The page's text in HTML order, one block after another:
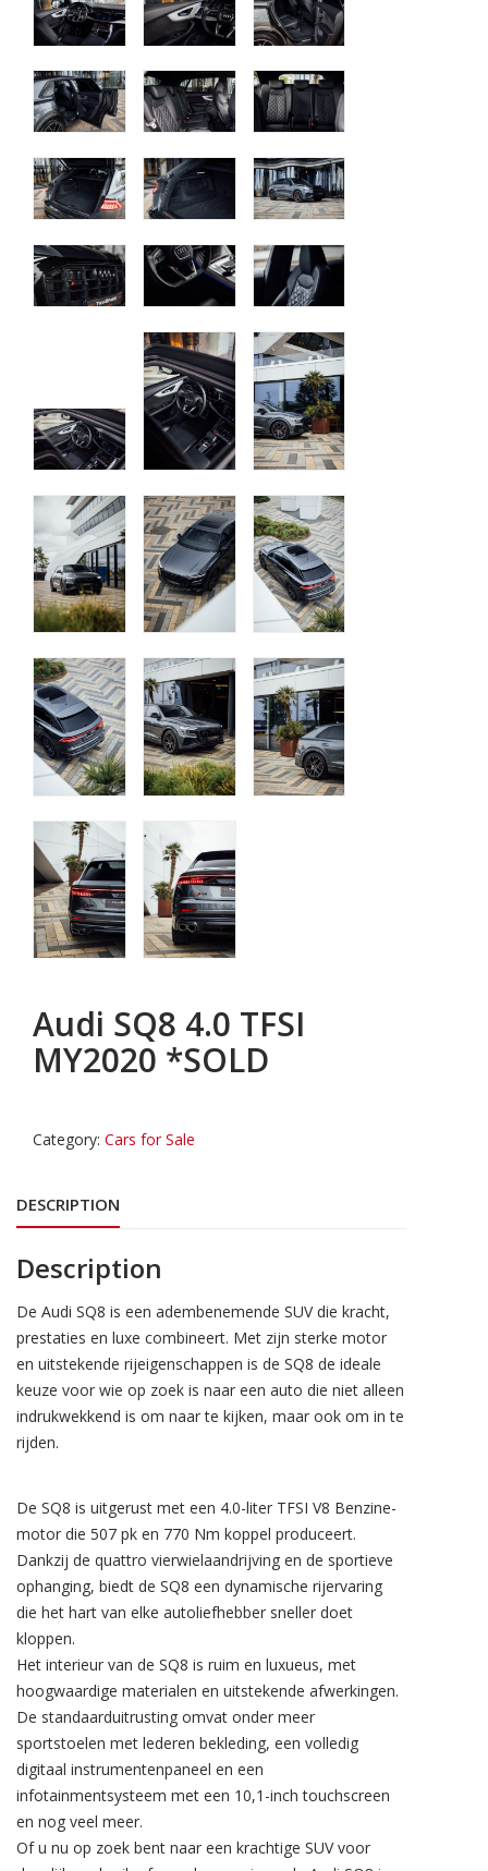
Audi SQ8 4.0 TFSI
MY2020 *SOLD
Category: Cars for Sale
DESCRIPTION
Description
De Audi SQ8 is een adembenemende SUV die kracht,
prestaties en luxe combineert. Met zijn sterke motor
en uitstekende rijeigenschappen is de SQ8 de ideale
keuze voor wie op zoek is naar een auto die niet alleen
indrukwekkend is om naar te kijken, maar ook om in te
rijden.
De SQ8 is uitgerust met een 4.0-liter TFSI V8 Benzine-
motor die 507 pk en 770 Nm koppel produceert.
Dankzij de quattro vierwielaandrijving en de sportieve
ophanging, biedt de SQ8 een dynamische rijervaring
die het hart van elke autoliefhebber sneller doet
kloppen.
Het interieur van de SQ8 is ruim en luxueus, met
hoogwaardige materialen en uitstekende afwerkingen.
De standaarduitrusting omvat onder meer
sportstoelen met lederen bekleding, een volledig
digitaal instrumentenpaneel en een
infotainmentsysteem met een 10,1-inch touchscreen
en nog veel meer.
Of u nu op zoek bent naar een krachtige SUV voor